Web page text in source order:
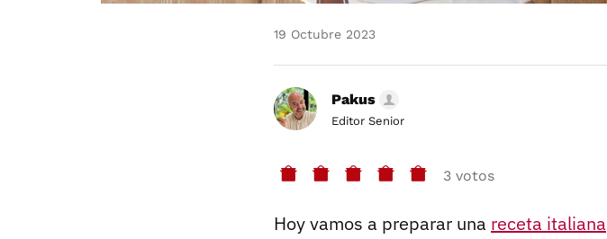
19 Octubre 2023
Pakus
Editor Senior
3 votos
Hoy vamos a preparar una receta italiana